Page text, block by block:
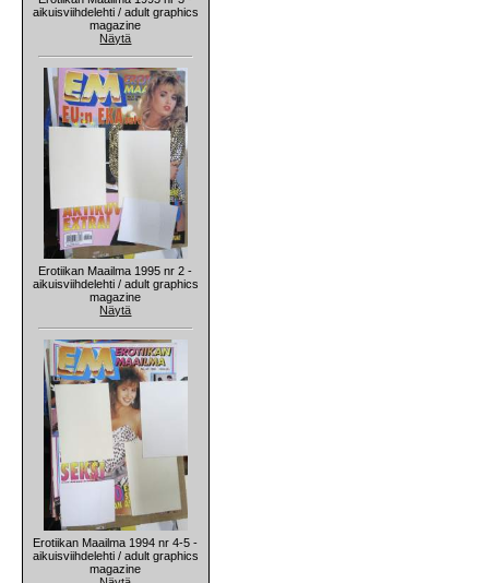
aikuisviihdelehti / adult graphics
magazine
Näytä
Erotiikan Maailma 1995 nr 2 -
aikuisviihdelehti / adult graphics
magazine
Näytä
Erotiikan Maailma 1994 nr 4-5 -
aikuisviihdelehti / adult graphics
magazine